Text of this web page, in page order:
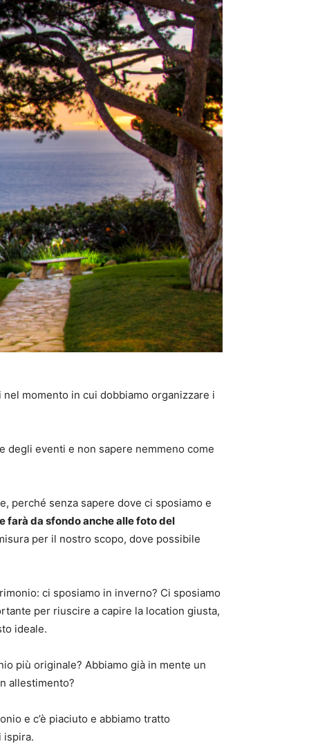
momento in cui dobbiamo organizzare i
degli eventi e non sapere nemmeno come
perché senza sapere dove ci sposiamo e
farà da sfondo anche alle foto del
per il nostro scopo, dove possibile
ci sposiamo in inverno? Ci sposiamo
per riuscire a capire la location giusta,
ideale.
più originale? Abbiamo già in mente un
allestimento?
e c’è piaciuto e abbiamo tratto
ispira.